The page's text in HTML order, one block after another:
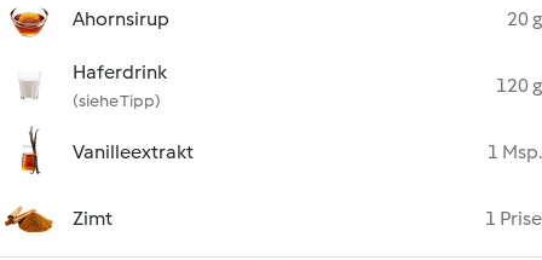
Ahornsirup 20 g
Haferdrink
(siehe Tipp)
120 g
Vanilleextrakt 1 Msp.
Zimt 1 Prise